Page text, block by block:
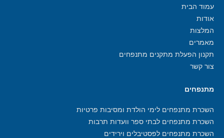
עמוד הבית
אודות
המלצות
מאמרים
תקנון הפעלת מתקנים מתנפחים
צור קשר
מתנפחים
השכרת מתנפחים לימי הולדת ומסיבות פרטיות
השכרת מתנפחים לבתי ספר וועדות תרבות
השכרת מתנפחים לפסטיבלים וירידים